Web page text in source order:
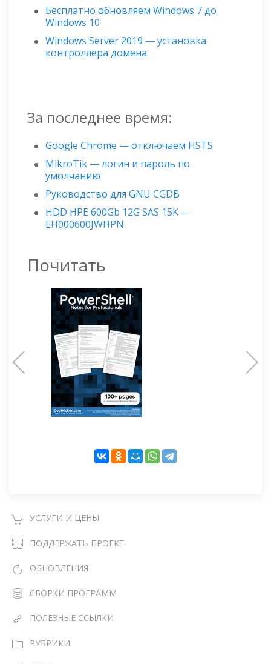
Бесплатно обновляем Windows 7 до
Windows 10
Windows Server 2019 — установка
контроллера домена
За последнее время:
Google Chrome — отключаем HSTS
MikroTik — логин и пароль по
умолчанию
Руководство для GNU CGDB
HDD HPE 600Gb 12G SAS 15K —
EH000600JWHPN
Почитать
УСЛУГИ И ЦЕНЫ
ПОДДЕРЖАТЬ ПРОЕКТ
ОБНОВЛЕНИЯ
СБОРКИ ПРОГРАММ
ПОЛЕЗНЫЕ ССЫЛКИ
РУБРИКИ